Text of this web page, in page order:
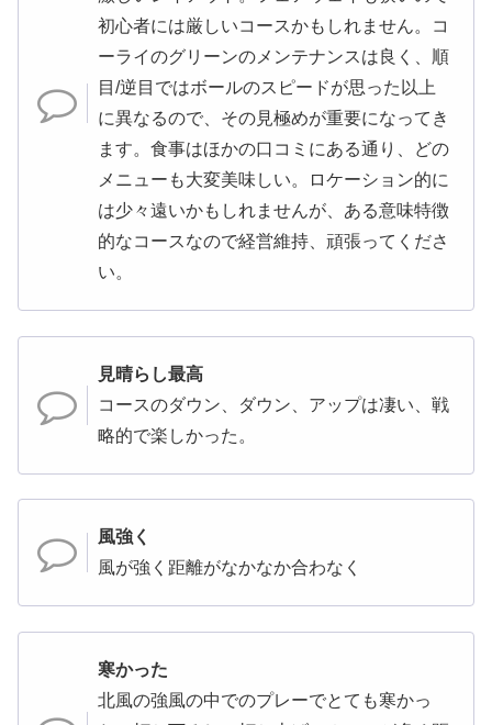
初心者には厳しいコースかもしれません。コ
ーライのグリーンのメンテナンスは良く、順
目/逆目ではボールのスピードが思った以上
に異なるので、その見極めが重要になってき
ます。食事はほかの口コミにある通り、どの
メニューも大変美味しい。ロケーション的に
は少々遠いかもしれませんが、ある意味特徴
的なコースなので経営維持、頑張ってくださ
い。
見晴らし最高
コースのダウン、ダウン、アップは凄い、戦
略的で楽しかった。
風強く
風が強く距離がなかなか合わなく
寒かった
北風の強風の中でのプレーでとても寒かっ